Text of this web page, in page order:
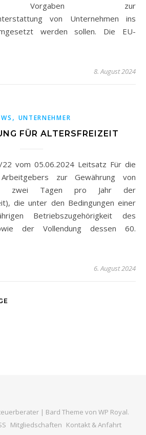
Vorgaben zur
von Unternehmen ins
werden sollen. Die EU-
8. August 2024
, UNTERNEHMER
FÜR ALTERSFREIZEIT
zur Gewährung von
zwei Tagen pro Jahr der
die unter den Bedingungen einer
Betriebszugehörigkeit des
der Vollendung dessen 60.
6. August 2024
| Bard Theme von WP Royal.
Mitgliedschaften Kontakt & Anfahrt